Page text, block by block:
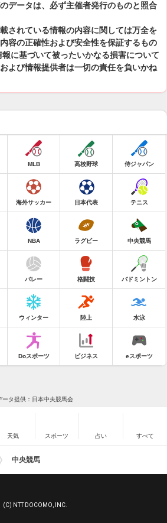
データは、必ず主催者発行のものと照合
されている情報の内容に関しては万全を
容の正確性および安全性を保証するもの
に基づいて被ったいかなる損害について
よび情報提供者は一切の責任を負いかね
MLB 高校野球 侍ジャパン
海外サッカー 日本代表 テニス
NBA ラグビー 中央競馬
バレー 格闘技 バドミントン
ウィンター 陸上 水泳
Doスポーツ ビジネス eスポーツ
ータ提供：日本中央競馬会
天気 スポーツ 占い すべて
中央競馬
(C) NTT DOCOMO, INC.